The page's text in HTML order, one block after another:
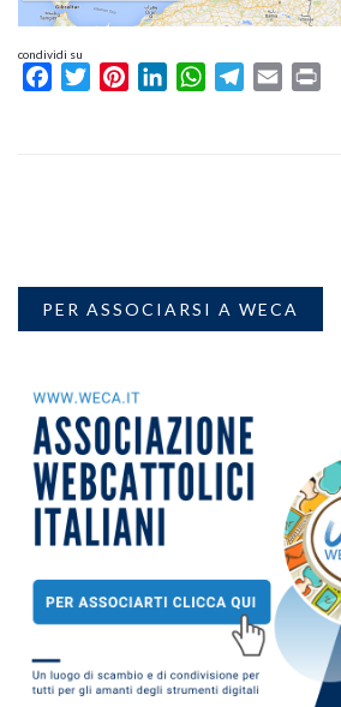
condividi su
FacebookTwitterPinterestLinkedInWhatsAppTelegram
Email
PER ASSOCIARSI A WECA